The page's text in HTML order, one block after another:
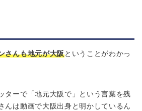
さんも地元が大阪ということがわかっ
ターで「地元大阪で」という言葉を残
んは動画で大阪出身と明かしているん